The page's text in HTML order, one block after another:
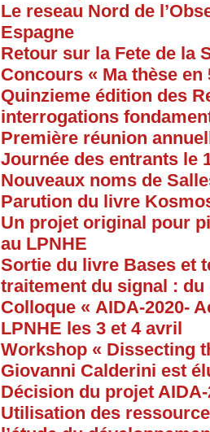
Le reseau Nord de
Espagne
Retour sur la Fete de la
Concours « Ma thèse
Quinzieme édition des
interrogations
Première réunion
Journée des entrants le
Nouveaux noms de
Parution du livre
Un projet original pour
au LPNHE
Sortie du livre Bases et
traitement du signal :
Colloque « AIDA-2020-
LPNHE les 3 et 4 avril
Workshop « Dissecting
Giovanni Calderini est
Décision du projet AIDA-
Utilisation des